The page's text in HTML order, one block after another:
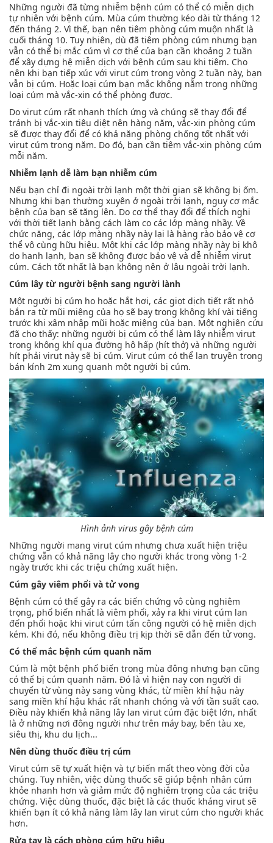
Những người đã từng nhiễm bệnh cúm có thể có miễn dịch
tự nhiên với bệnh cúm. Mùa cúm thường kéo dài từ tháng 12
đến tháng 2. Vì thế, bạn nên tiêm phòng cúm muộn nhất là
cuối tháng 10. Tuy nhiên, dù đã tiêm phòng cúm nhưng bạn
vẫn có thể bị mắc cúm vì cơ thể của bạn cần khoảng 2 tuần
để xây dựng hệ miễn dịch với bệnh cúm sau khi tiêm. Cho
nên khi bạn tiếp xúc với virut cúm trong vòng 2 tuần này, bạn
vẫn bị cúm. Hoặc loại cúm bạn mắc không nằm trong những
loại cúm mà vắc-xin có thể phòng được.
Do virut cúm rất nhanh thích ứng và chúng sẽ thay đổi để
tránh bị vắc-xin tiêu diệt nên hàng năm, vắc-xin phòng cúm
sẽ được thay đổi để có khả năng phòng chống tốt nhất với
virut cúm trong năm. Do đó, bạn cần tiêm vắc-xin phòng cúm
mỗi năm.
Nhiễm lạnh dễ làm bạn nhiễm cúm
Nếu bạn chỉ đi ngoài trời lạnh một thời gian sẽ không bị ốm.
Nhưng khi bạn thường xuyên ở ngoài trời lạnh, nguy cơ mắc
bệnh của bạn sẽ tăng lên. Do cơ thể thay đổi để thích nghi
với thời tiết lạnh bằng cách làm co các lớp màng nhầy. Về
chức năng, các lớp màng nhầy này lại là hàng rào bảo vệ cơ
thể vô cùng hữu hiệu. Một khi các lớp màng nhầy này bị khô
do hanh lạnh, bạn sẽ không được bảo vệ và dễ nhiễm virut
cúm. Cách tốt nhất là bạn không nên ở lâu ngoài trời lạnh.
Cúm lây từ người bệnh sang người lành
Một người bị cúm ho hoặc hắt hơi, các giọt dịch tiết rất nhỏ
bắn ra từ mũi miệng của họ sẽ bay trong không khí vài tiếng
trước khi xâm nhập mũi hoặc miệng của bạn. Một nghiên cứu
đã cho thấy: những người bị cúm có thể làm lây nhiễm virut
trong không khí qua đường hô hấp (hít thở) và những người
hít phải virut này sẽ bị cúm. Virut cúm có thể lan truyền trong
bán kính 2m xung quanh một người bị cúm.
Hình ảnh virus gây bệnh cúm
Những người mang virut cúm nhưng chưa xuất hiện triệu
chứng vẫn có khả năng lây cho người khác trong vòng 1-2
ngày trước khi các triệu chứng xuất hiện.
Cúm gây viêm phổi và tử vong
Bệnh cúm có thể gây ra các biến chứng vô cùng nghiêm
trọng, phổ biến nhất là viêm phổi, xảy ra khi virut cúm lan
đến phổi hoặc khi virut cúm tấn công người có hệ miễn dịch
kém. Khi đó, nếu không điều trị kịp thời sẽ dẫn đến tử vong.
Có thể mắc bệnh cúm quanh năm
Cúm là một bệnh phổ biến trong mùa đông nhưng bạn cũng
có thể bị cúm quanh năm. Đó là vì hiện nay con người di
chuyển từ vùng này sang vùng khác, từ miền khí hậu này
sang miền khí hậu khác rất nhanh chóng và với tần suất cao.
Điều này khiến khả năng lây lan virut cúm đặc biệt lớn, nhất
là ở những nơi đông người như trên máy bay, bến tàu xe,
siêu thị, khu du lịch...
Nên dùng thuốc điều trị cúm
Virut cúm sẽ tự xuất hiện và tự biến mất theo vòng đời của
chúng. Tuy nhiên, việc dùng thuốc sẽ giúp bệnh nhân cúm
khỏe nhanh hơn và giảm mức độ nghiêm trọng của các triệu
chứng. Việc dùng thuốc, đặc biệt là các thuốc kháng virut sẽ
khiến bạn ít có khả năng làm lây lan virut cúm cho người khác
hơn.
Rửa tay là cách phòng cúm hữu hiệu